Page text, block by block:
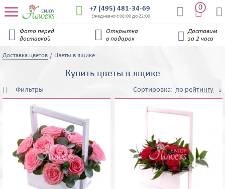
 +7 (495) 481-34-69
Ежедневно с 08:00 до 22:00  
0 

Фото перед
доставкой

Открытка
в подарок

Доставим
за 2 часа
Доставка цветов Цветы в ящике
Купить цветы в ящике
Фильтры
Цена, руб
Цвет букета
Компоненты букета
Сортировка: по рейтингу
по убыванию цены
по рейтингу